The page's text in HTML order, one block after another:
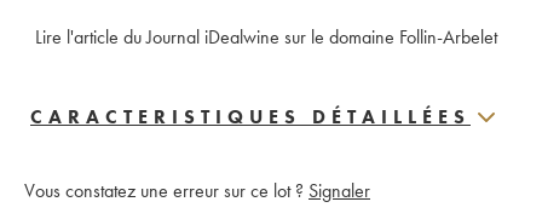
Lire l'article du Journal iDealwine sur le domaine Follin-Arbelet
CARACTERISTIQUES DÉTAILLÉES
Vous constatez une erreur sur ce lot ? Signaler